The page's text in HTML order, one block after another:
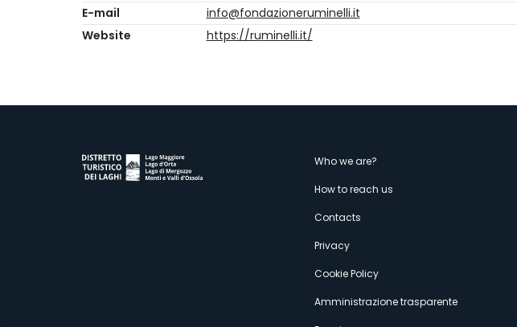
E-mail
info@fondazioneruminelli.it
Website
https://ruminelli.it/
Menù
secondario
Who we are?
How to reach us
Contacts
Privacy
Cookie Policy
Amministrazione trasparente